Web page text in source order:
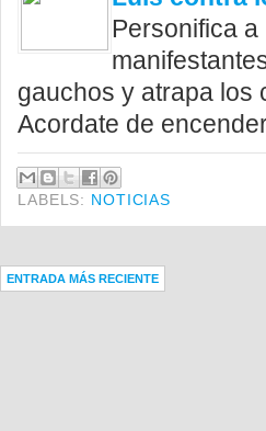
Personifica
gauchos y atrapa los
Acordate de
LABELS: NOTICIAS
ENTRADA MÁS RECIENTE